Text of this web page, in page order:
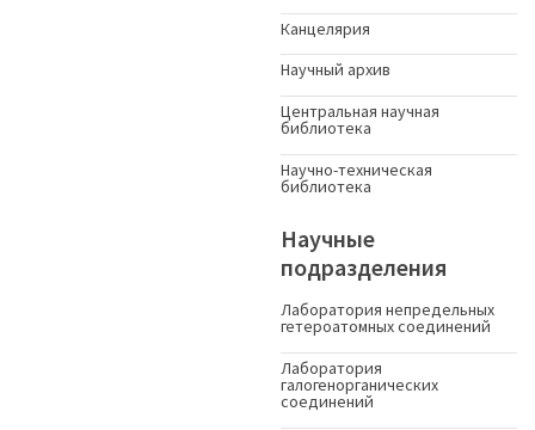
Канцелярия
Научный архив
Центральная научная
библиотека
Научно-техническая
библиотека
Научные
подразделения
Лаборатория непредельных
гетероатомных соединений
Лаборатория
галогенорганических
соединений